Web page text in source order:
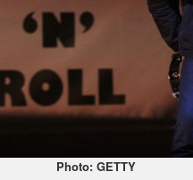
Photo: GETTY